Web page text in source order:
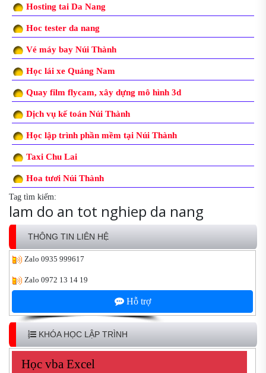
Hosting tai Da Nang
Hoc tester da nang
Vé máy bay Núi Thành
Học lái xe Quảng Nam
Quay film flycam, xây dựng mô hình 3d
Dịch vụ kế toán Núi Thành
Học lập trình phần mềm tại Núi Thành
Taxi Chu Lai
Hoa tươi Núi Thành
Tag tìm kiếm:
lam do an tot nghiep da nang
THÔNG TIN LIÊN HỆ
Zalo 0935 999617
Zalo 0972 13 14 19
Hỗ trợ
KHÓA HỌC LẬP TRÌNH
Học vba Excel